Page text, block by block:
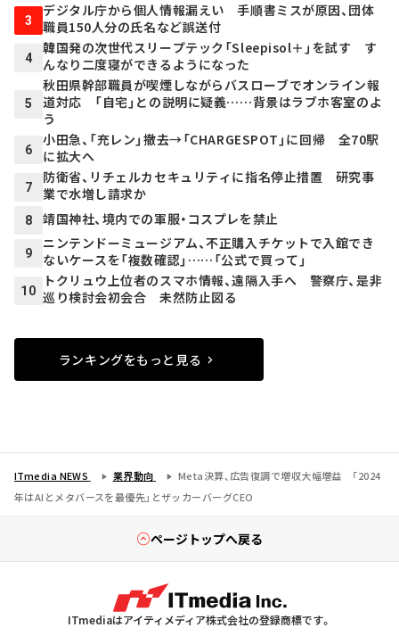
3
デジタル庁から個人情報漏えい 手順書ミスが原因、団体
職員150人分の氏名など誤送付
4
韓国発の次世代スリープテック「Sleepisol＋」を試す す
んなり二度寝ができるようになった
5
秋田県幹部職員が喫煙しながらバスローブでオンライン報
道対応 「自宅」との説明に疑義……背景はラブホ客室のよ
う
6
小田急、「充レン」撤去→「CHARGESPOT」に回帰 全70駅
に拡大へ
7
防衛省、リチェルカセキュリティに指名停止措置 研究事
業で水増し請求か
8 靖国神社、境内での軍服・コスプレを禁止
9
ニンテンドーミュージアム、不正購入チケットで入館でき
ないケースを「複数確認」……「公式で買って」
10
トクリュウ上位者のスマホ情報、遠隔入手へ 警察庁、是非
巡り検討会初会合 未然防止図る
ランキングをもっと見る
ITmedia NEWS 業界動向
Meta決算、広告復調で増収大幅増益 「2024
年はAIとメタバースを最優先」とザッカーバーグCEO
ページトップへ戻る
ITmediaはアイティメディア株式会社の登録商標です。